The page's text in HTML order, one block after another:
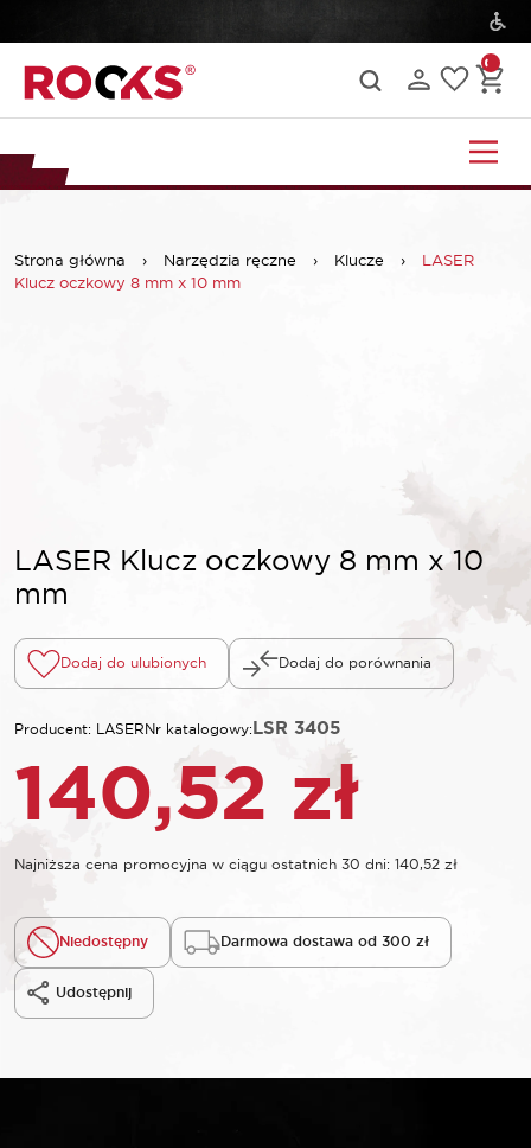
Strona główna › Narzędzia ręczne › Klucze ›
LASER
Klucz oczkowy 8 mm x 10 mm
LASER Klucz oczkowy 8 mm x 10
mm
Dodaj do ulubionych Dodaj do porównania
Producent: LASERNr katalogowy:LSR 3405
140,52 zł
Najniższa cena promocyjna w ciągu ostatnich 30 dni: 140,52 zł
Niedostępny Darmowa dostawa od 300 zł
Udostępnij